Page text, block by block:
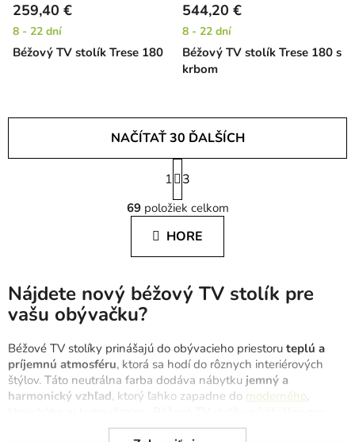
Béžový TV stolík Trese 180
259,40 €
8 - 22 dní
Béžový TV stolík Trese 180 s
krbom
544,20 €
8 - 22 dní
O
v
l
á
d
c
p
r
v
k
NAČÍTAŤ 30 ĎALŠÍCH
S
t
r
á
k
o
a
n
1 3
69položiek celkom
HORE
Nájdete nový béžový TV stolík pre
vašu obývačku?
Béžové TV stolíky prinášajú do obývacieho priestoru teplú a
príjemnú atmosféru, ktorá sa hodí do rôznych interiérových
štýlov. Táto neutrálna farba dodáva nábytku jemný a
harmonický vzhľad, ktorý ľahko zapadne do moderného,
nábytok, ktorý spája eleganciu s útulnosťou.